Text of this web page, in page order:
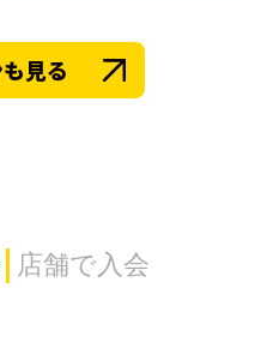
見る
店舗で入会